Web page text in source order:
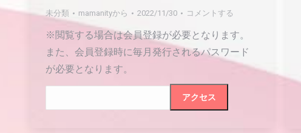
未分類 mamanityから 2022/11/30 コメントする
※閲覧する場合は会員登録が必要となります。
また、会員登録時に毎月発行されるパスワード
が必要となります。